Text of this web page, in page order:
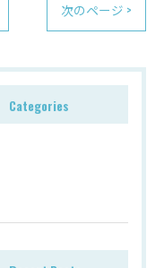
次のページ >
Categories